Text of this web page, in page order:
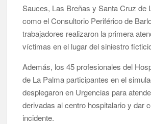
Sauces, Las Breñas y Santa Cruz de
como el Consultorio Periférico de
trabajadores realizaron la primera
víctimas en el lugar del siniestro
Además, los 45 profesionales del
de La Palma participantes en el
desplegaron en Urgencias para
derivadas al centro hospitalario y dar
incidente.